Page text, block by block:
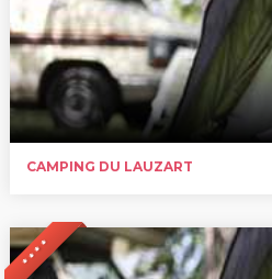
CAMPING DU LAUZART
* * * *